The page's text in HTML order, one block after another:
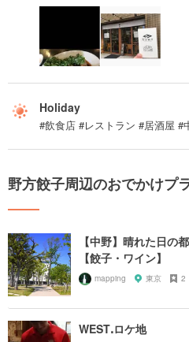
Holiday
#飲食店 #レストラン #居酒屋 #
野方餃子周辺のおでかけプ
【中野】晴れた日の
【餃子・ワイン】
mapping 東京 2
WESTꓸロケ地